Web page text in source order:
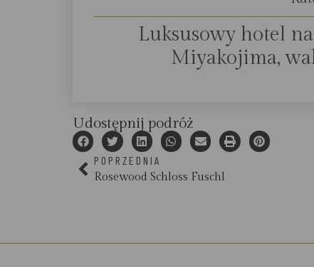
Luksusowy hotel
Miyakojima,
Udostępnij podróż
POPRZEDNIA
Rosewood Schloss Fuschl